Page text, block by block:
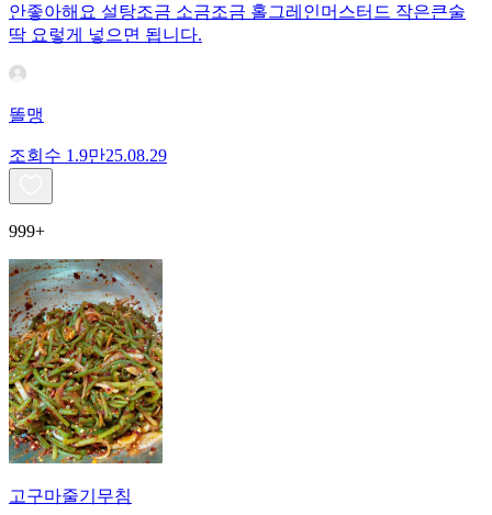
안좋아해요 설탕조금 소금조금 홀그레인머스터드 작은큰술
딱 요렇게 넣으면 됩니다.
똘맹
조회수 1.9만25.08.29
999+
고구마줄기무침